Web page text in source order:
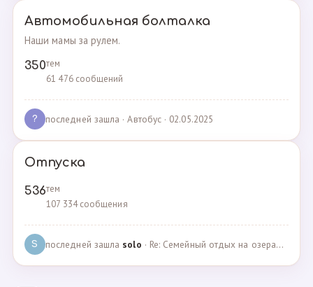
Автомобильная болталка
Наши мамы за рулем.
350тем
61 476 сообщений
? последней зашла · Автобус · 02.05.2025
Отпуска
536тем
107 334 сообщения
S последней зашла solo · Re: Семейный отдых на озерах Челябинской области. П… · 04.05.2025